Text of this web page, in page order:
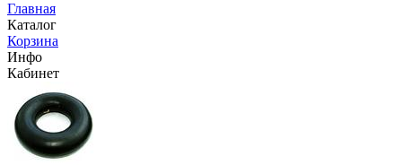
Главная
Каталог
Корзина
Инфо
Кабинет